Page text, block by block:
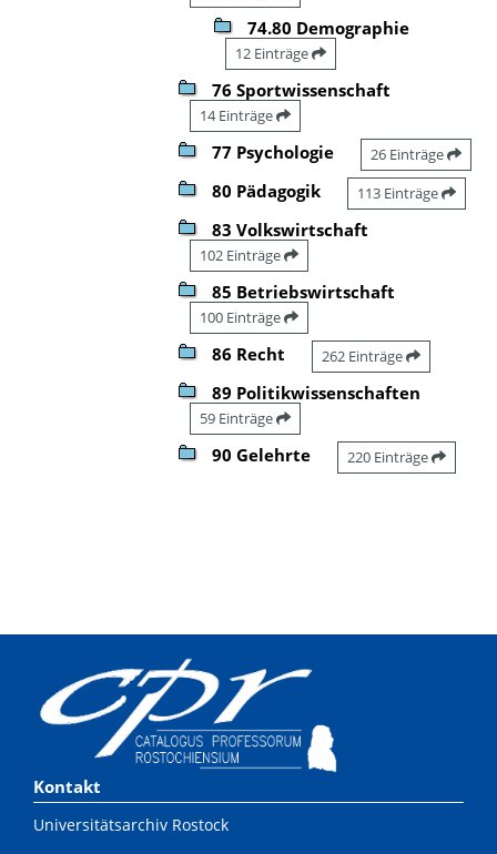
74.80 Demographie
12 Einträge
76 Sportwissenschaft
14 Einträge
77 Psychologie 26 Einträge
80 Pädagogik 113 Einträge
83 Volkswirtschaft
102 Einträge
85 Betriebswirtschaft
100 Einträge
86 Recht 262 Einträge
89 Politikwissenschaften
59 Einträge
90 Gelehrte 220 Einträge
Kontakt
Universitätsarchiv Rostock